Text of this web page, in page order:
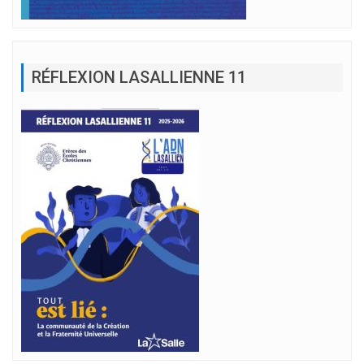
RÉFLEXION LASALLIENNE 11